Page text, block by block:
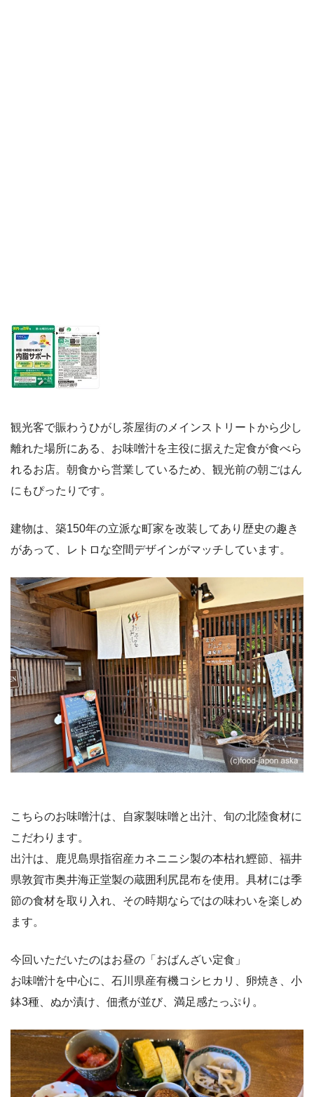
観光客で賑わうひがし茶屋街のメインストリートから少し
離れた場所にある、お味噌汁を主役に据えた定食が食べら
れるお店。朝食から営業しているため、観光前の朝ごはん
にもぴったりです。
建物は、築150年の立派な町家を改装してあり歴史の趣き
があって、レトロな空間デザインがマッチしています。
こちらのお味噌汁は、自家製味噌と出汁、旬の北陸食材に
こだわります。
出汁は、鹿児島県指宿産カネニニシ製の本枯れ鰹節、福井
県敦賀市奥井海正堂製の蔵囲利尻昆布を使用。具材には季
節の食材を取り入れ、その時期ならではの味わいを楽しめ
ます。
今回いただいたのはお昼の「おばんざい定食」
お味噌汁を中心に、石川県産有機コシヒカリ、卵焼き、小
鉢3種、ぬか漬け、佃煮が並び、満足感たっぷり。